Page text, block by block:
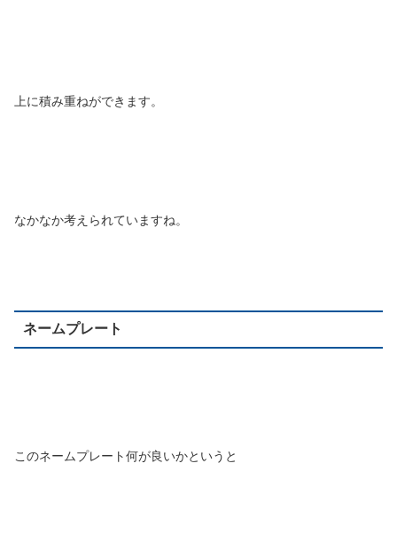
上に積み重ねができます。
なかなか考えられていますね。
ネームプレート
このネームプレート何が良いかというと